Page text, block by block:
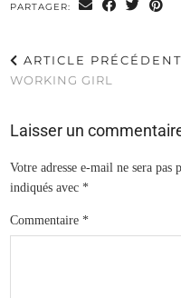
PARTAGER:
ARTICLE PRÉCÉDENT
WORKING GIRL
Laisser un
Votre adresse e-mail ne sera pas
indiqués avec*
Commentaire*